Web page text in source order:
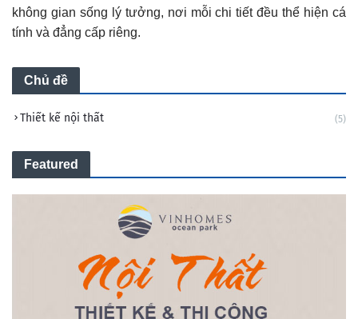
không gian sống lý tưởng, nơi mỗi chi tiết đều thể hiện cá
tính và đẳng cấp riêng.
Chủ đề
Thiết kế nội thất (5)
Featured